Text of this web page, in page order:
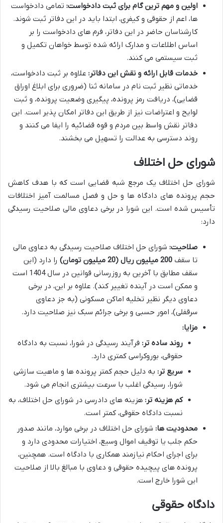
اولین و مهم ترین گام برای ثبت دادخواست: تمامی دادخواست
ها، اعم از حقوقی و کیفری، ابتدا باید در این دفاتر ثبت شوند.
کارشناسان حاضر در این دفاتر، فرم های دادخواست را بر
اساس اطلاعات و مدارک ارائه شده توسط خواهان تکمیل و
ثبت سیستمی می کنند.
خدمات قابل ارائه و نقش این دفاتر: علاوه بر ثبت دادخواست،
خدماتی نظیر ثبت نام در سامانه ثنا (ضروری برای ابلاغ اوراق
قضایی)، دریافت رمز پرونده، پیگیری وضعیت پرونده، و ثبت
لوایح و اعتراضات نیز از طریق این دفاتر امکان پذیر است. این
دفاتر نقش واسط بین مردم و قوه قضائیه را ایفا می کنند و
روند دسترسی به عدالت را تسهیل می بخشند.
شورای حل اختلاف
شورای حل اختلاف یک مرجع شبه قضایی است که با هدف کاهش
حجم پرونده های دادگاه ها و حل و فصل مسالمت آمیز اختلافات
تأسیس شده است. این شورا در برخی دعاوی مالی صلاحیت رسیدگی
دارد:
صلاحیت: شورای حل اختلاف صلاحیت رسیدگی به دعاوی مالی
تا سقف 200 میلیون ریال (20 میلیون تومان)
را دارد (این
سقف مطابق با آخرین به روزرسانی قوانین در سال 1404 است
و ممکن است در آینده تغییر کند). علاوه بر این، در برخی
دعاوی دیگر نظیر تخلیه اماکن مسکونی (به جز دعاوی
سرقفلی)، امور حسبی و برخی جرائم سبک نیز صلاحیت دارد.
مزایا:
روند ساده تر: فرآیند رسیدگی در شورا، نسبت به دادگاه
حقوقی، بوروکراسی کمتری دارد.
سریع تر: به دلیل حجم کمتر پرونده ها و ماهیت سازشی
شورا، رسیدگی اغلب با سرعت بیشتری انجام می شود.
کم هزینه تر: هزینه های دادرسی در شورای حل اختلاف، به
نسبت دادگاه حقوقی، کمتر است.
محدودیت ها: شورای حل اختلاف در برخی موارد، مانند صدور
حکم جلب یا توقیف اموال وسیع، اختیارات محدودی دارد و
برای اجرای احکام نیازمند همکاری با دادگاه است. همچنین،
پرونده های پیچیده حقوقی و دعاوی با مبالغ بالا از صلاحیت
این شورا خارج است.
دادگاه حقوقی